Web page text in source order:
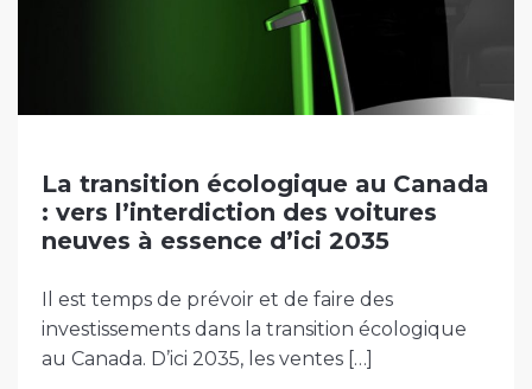
La transition écologique au Canada
: vers l’interdiction des voitures
neuves à essence d’ici 2035
Il est temps de prévoir et de faire des
investissements dans la transition écologique
au Canada. D’ici 2035, les ventes […]